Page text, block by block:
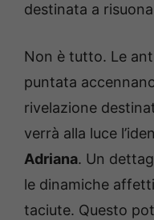
destinata a
Non è tutto. Le
puntata
rivelazione
verrà alla luce
Adriana. Un
le dinamiche
taciute. Questo